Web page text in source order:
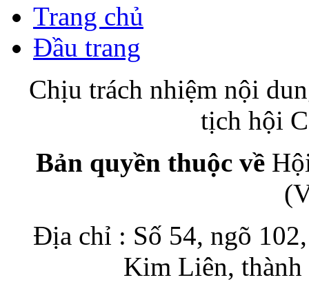
Trang chủ
Đầu trang
Chịu trách nhiệm nội
tịch hội
Bản quyền thuộc về
Địa chỉ : Số 54, ngõ
Kim Liên,